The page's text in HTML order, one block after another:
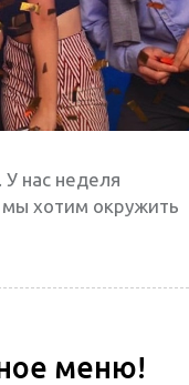
нас неделя
хотим окружить
меню!